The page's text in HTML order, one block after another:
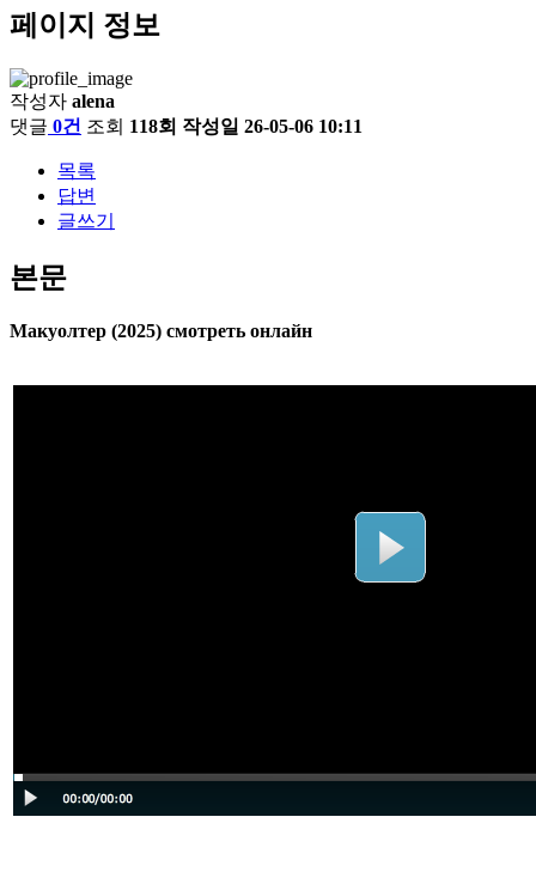
페이지 정보
작성자 alena
댓글 0건 조회 118회 작성일 26-05-06 10:11
목록
답변
글쓰기
본문
Макуолтер (2025) смотреть онлайн